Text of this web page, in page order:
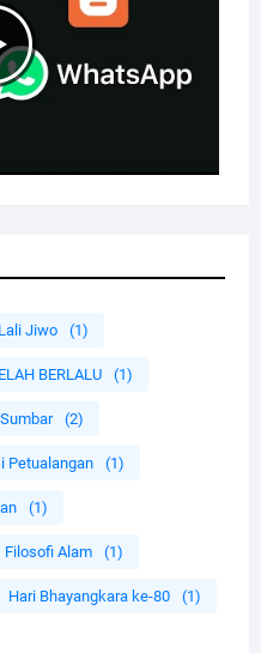
Jiwo (1)
BERLALU (1)
(2)
Petualangan (1)
(1)
Filosofi Alam (1)
Hari Bhayangkara ke-80 (1)